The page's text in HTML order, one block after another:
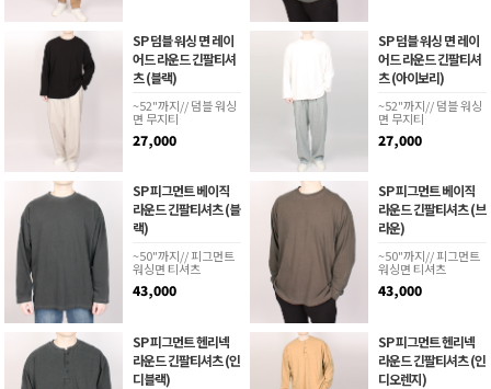
SP 덤블 워싱 면 레이
어드 라운드 긴팔티셔
츠 (블랙)
~52"까지// 덤블 워싱
면 무지티
27,000
SP 덤블 워싱 면 레이
어드 라운드 긴팔티셔
츠 (아이보리)
~52"까지// 덤블 워싱
면 무지티
27,000
SP 피그먼트 베이직
라운드 긴팔티셔츠 (블
랙)
~50"까지// 피그먼트
워싱면 티셔츠
43,000
SP 피그먼트 베이직
라운드 긴팔티셔츠 (브
라운)
~50"까지// 피그먼트
워싱면 티셔츠
43,000
SP 피그먼트 헨리넥
라운드 긴팔티셔츠 (인
디블랙)
SP 피그먼트 헨리넥
라운드 긴팔티셔츠 (인
디오렌지)